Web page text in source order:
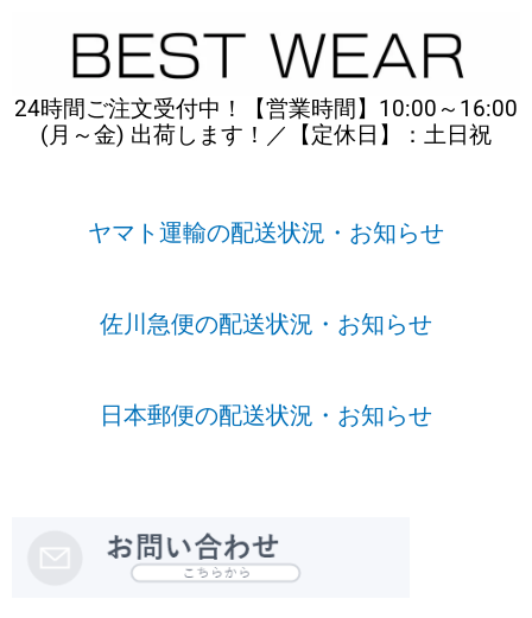
24時間ご注文受付中！【営業時間】10:00～16:00
(月～金) 出荷します！／【定休日】：土日祝
ヤマト運輸の配送状況・お知らせ
佐川急便の配送状況・お知らせ
日本郵便の配送状況・お知らせ